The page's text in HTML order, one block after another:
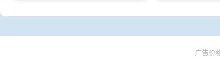
广告价